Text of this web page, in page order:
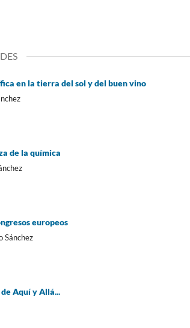
en la tierra del sol y del buen vino
de la química
europeos
Sánchez
Aquí y Allá...